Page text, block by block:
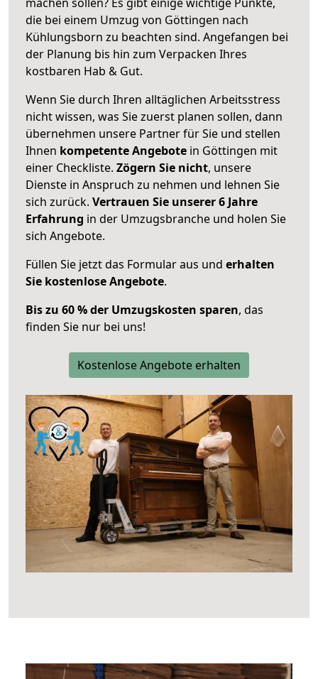
die bei einem Umzug von Göttingen nach
Kühlungsborn zu beachten sind. Angefangen bei
der Planung bis hin zum Verpacken Ihres
kostbaren Hab & Gut.
Wenn Sie durch Ihren alltäglichen Arbeitsstress
nicht wissen, was Sie zuerst planen sollen, dann
übernehmen unsere Partner für Sie und stellen
Ihnen kompetente Angebote in Göttingen mit
einer Checkliste. Zögern Sie nicht, unsere
Dienste in Anspruch zu nehmen und lehnen Sie
sich zurück. Vertrauen Sie unserer 6 Jahre
Erfahrung in der Umzugsbranche und holen Sie
sich Angebote.
Füllen Sie jetzt das Formular aus und erhalten
Sie kostenlose Angebote.
Bis zu 60 % der Umzugskosten sparen, das
finden Sie nur bei uns!
Kostenlose Angebote erhalten